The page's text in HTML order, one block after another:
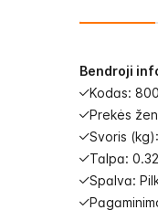
gallery
Bendroji
Kodas:
Prekės
Svoris
Talpa:
Spalva: